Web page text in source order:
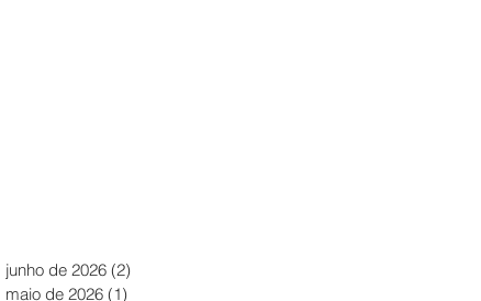
junho de 2026 (2)
maio de 2026 (1)